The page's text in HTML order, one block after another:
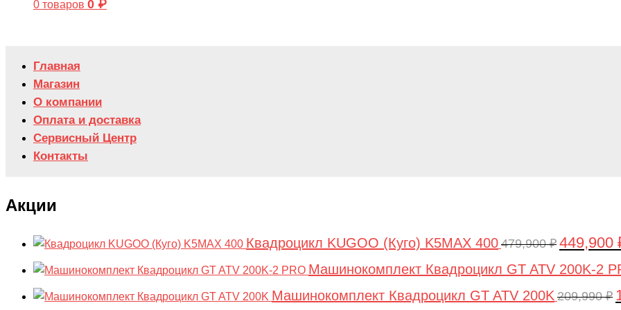
0 товаров 0 ₽
Главная
Магазин
О компании
Оплата и доставка
Сервисный Центр
Контакты
Акции
Квадроцикл KUGOO (Куго) K5MAX 400 479,900₽
составляла
479,900 ₽.
449,900
Машинокомплект Квадроцикл GT ATV 200K-2
Машинокомплект Квадроцикл GT ATV 200K 209,990₽